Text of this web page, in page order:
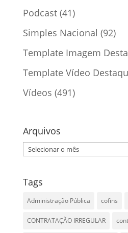
Podcast(41)
Simples Nacional (92)
Template Imagem
Template Vídeo
Vídeos (491)
Arquivos
Arquivos
Tags
Administração Pública cofins
CONTRATAÇÃO IRREGULAR